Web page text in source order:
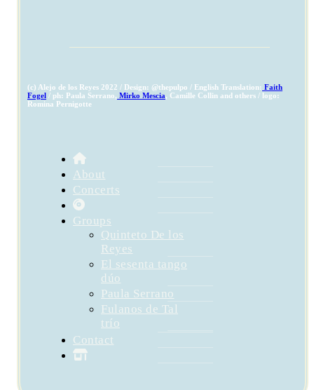
(c) Alejo de los Reyes 2022 / Design: @thepulpo / English Translation: Faith
Fogel / ph: Paula Serrano, Mirko Mescia, Camille Collin and others / logo:
Romina Pernigotte
About
Concerts
Groups
Quinteto De los
Reyes
El sesenta tango
dúo
Paula Serrano
Fulanos de Tal
trío
Contact